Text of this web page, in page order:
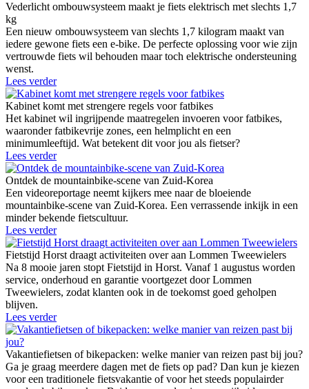
Vederlicht ombouwsysteem maakt je fiets elektrisch met slechts 1,7
kg
Een nieuw ombouwsysteem van slechts 1,7 kilogram maakt van
iedere gewone fiets een e-bike. De perfecte oplossing voor wie zijn
vertrouwde fiets wil behouden maar toch elektrische ondersteuning
wenst.
Lees verder
Kabinet komt met strengere regels voor fatbikes
Het kabinet wil ingrijpende maatregelen invoeren voor fatbikes,
waaronder fatbikevrije zones, een helmplicht en een
minimumleeftijd. Wat betekent dit voor jou als fietser?
Lees verder
Ontdek de mountainbike-scene van Zuid-Korea
Een videoreportage neemt kijkers mee naar de bloeiende
mountainbike-scene van Zuid-Korea. Een verrassende inkijk in een
minder bekende fietscultuur.
Lees verder
Fietstijd Horst draagt activiteiten over aan Lommen Tweewielers
Na 8 mooie jaren stopt Fietstijd in Horst. Vanaf 1 augustus worden
service, onderhoud en garantie voortgezet door Lommen
Tweewielers, zodat klanten ook in de toekomst goed geholpen
blijven.
Lees verder
Vakantiefietsen of bikepacken: welke manier van reizen past bij jou?
Ga je graag meerdere dagen met de fiets op pad? Dan kun je kiezen
voor een traditionele fietsvakantie of voor het steeds populairder